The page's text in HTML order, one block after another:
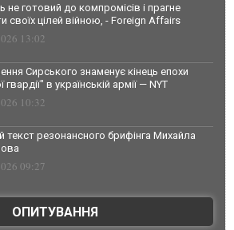
не готовий до компромісів і прагне
своїх цілей війною, - Foreign Affairs
13:02
Сирського знаменує кінець епохи
гвардії" в українській армії — NYT
10:32
текст резонансного брифінга Михайла
09:27
ОПИТУВАННЯ